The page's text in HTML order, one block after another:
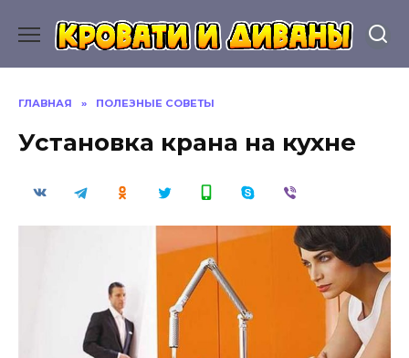
содержанию
ГЛАВНАЯ » ПОЛЕЗНЫЕ СОВЕТЫ
Установка крана на кухне